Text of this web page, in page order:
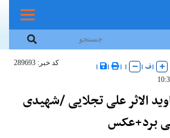
|ف |
|
|
|
|
کد خبر: 289693
الاثر علی تجلایی /شهیدی
برد+عکس